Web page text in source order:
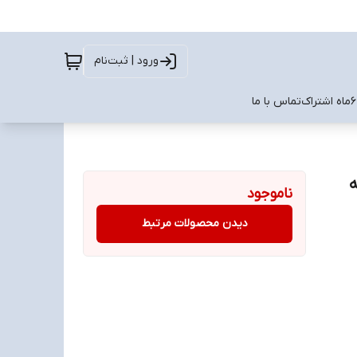
ورود | ثبت‌نام
تماس با ما
ناموجود
دیدن محصولات مرتبط